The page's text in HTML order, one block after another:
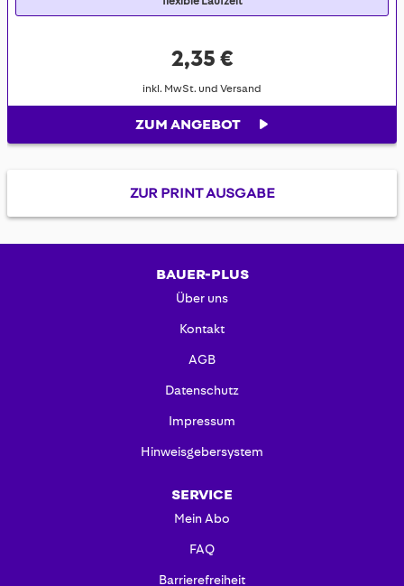
2,35 €
inkl. MwSt. und Versand
ZUM ANGEBOT
ZUR PRINT AUSGABE
BAUER-PLUS
Über uns
Kontakt
AGB
Datenschutz
Impressum
Hinweisgebersystem
SERVICE
Mein Abo
FAQ
Barrierefreiheit